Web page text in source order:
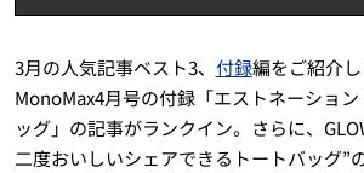
3月の人気記事ベスト3、 付録編をご紹介し
MonoMax4月号の付録「エストネーショ
ッグ」の記事がランクイン。さらに、
二度おいしいシェアできるトートバッグ”